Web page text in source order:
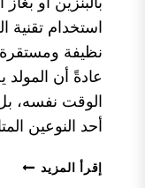
استخدام تقنية
نظيفة
عادةً أن
الوقت نفسه،
أحد النوعين
إقرأ المزيد ما